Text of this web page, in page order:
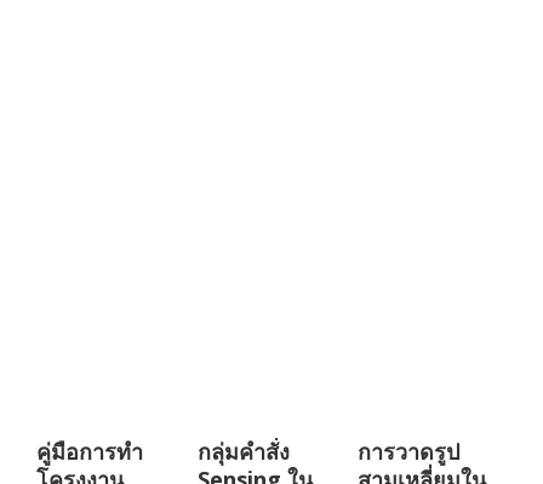
คู่มือการทำ
กลุ่มคำสั่ง
การวาดรูป